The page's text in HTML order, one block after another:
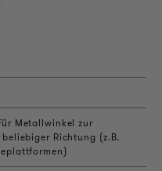
Metallwinkel zur
Richtung (z.B.